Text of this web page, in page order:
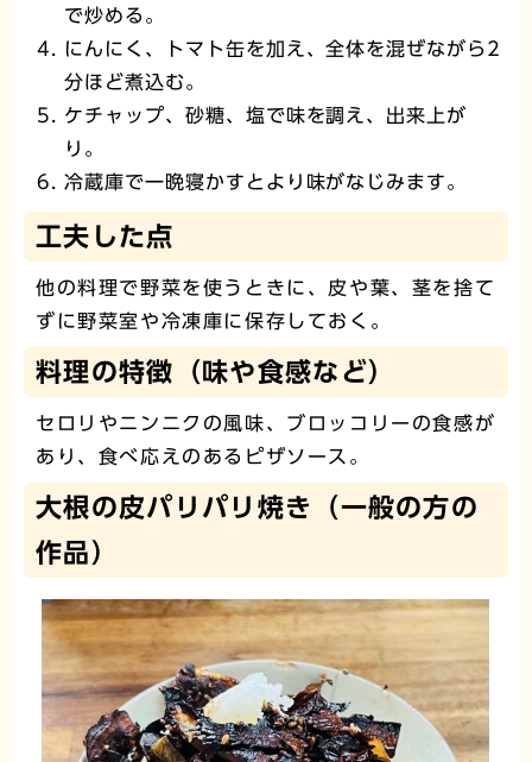
で炒める。
にんにく、トマト缶を加え、全体を混ぜながら2
分ほど煮込む。
ケチャップ、砂糖、塩で味を調え、出来上が
り。
冷蔵庫で一晩寝かすとより味がなじみます。
工夫した点
他の料理で野菜を使うときに、皮や葉、茎を捨て
ずに野菜室や冷凍庫に保存しておく。
料理の特徴（味や食感など）
セロリやニンニクの風味、ブロッコリーの食感が
あり、食べ応えのあるピザソース。
大根の皮パリパリ焼き（一般の方の
作品）